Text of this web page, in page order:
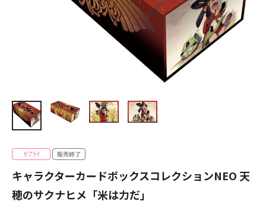
キャラクターカードボックスコレクションNEO 天
穂のサクナヒメ「米は力だ」